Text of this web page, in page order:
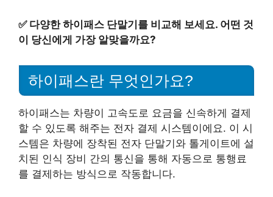
✅ 다양한 하이패스 단말기를 비교해 보세요. 어떤 것
이 당신에게 가장 알맞을까요?
하이패스란 무엇인가요?
하이패스는 차량이 고속도로 요금을 신속하게 결제
할 수 있도록 해주는 전자 결제 시스템이에요. 이 시
스템은 차량에 장착된 전자 단말기와 톨게이트에 설
치된 인식 장비 간의 통신을 통해 자동으로 통행료
를 결제하는 방식으로 작동합니다.